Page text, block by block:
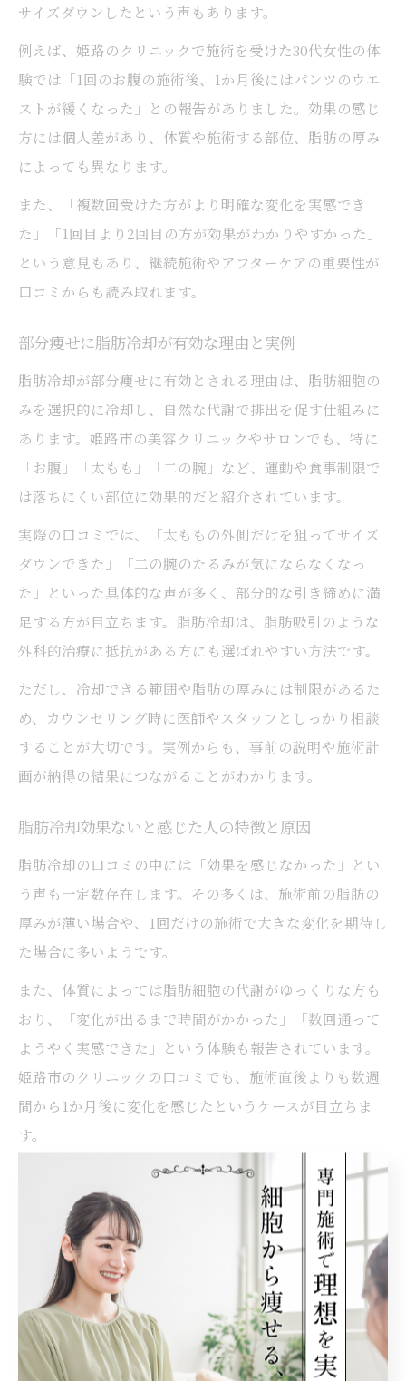
サイズダウンしたという声もあります。
例えば、姫路のクリニックで施術を受けた30代女性の体
験では「1回のお腹の施術後、1か月後にはパンツのウエ
ストが緩くなった」との報告がありました。効果の感じ
方には個人差があり、体質や施術する部位、脂肪の厚み
によっても異なります。
また、「複数回受けた方がより明確な変化を実感でき
た」「1回目より2回目の方が効果がわかりやすかった」
という意見もあり、継続施術やアフターケアの重要性が
口コミからも読み取れます。
部分痩せに脂肪冷却が有効な理由と実例
脂肪冷却が部分痩せに有効とされる理由は、脂肪細胞の
みを選択的に冷却し、自然な代謝で排出を促す仕組みに
あります。姫路市の美容クリニックやサロンでも、特に
「お腹」「太もも」「二の腕」など、運動や食事制限で
は落ちにくい部位に効果的だと紹介されています。
実際の口コミでは、「太ももの外側だけを狙ってサイズ
ダウンできた」「二の腕のたるみが気にならなくなっ
た」といった具体的な声が多く、部分的な引き締めに満
足する方が目立ちます。脂肪冷却は、脂肪吸引のような
外科的治療に抵抗がある方にも選ばれやすい方法です。
ただし、冷却できる範囲や脂肪の厚みには制限があるた
め、カウンセリング時に医師やスタッフとしっかり相談
することが大切です。実例からも、事前の説明や施術計
画が納得の結果につながることがわかります。
脂肪冷却効果ないと感じた人の特徴と原因
脂肪冷却の口コミの中には「効果を感じなかった」とい
う声も一定数存在します。その多くは、施術前の脂肪の
厚みが薄い場合や、1回だけの施術で大きな変化を期待し
た場合に多いようです。
また、体質によっては脂肪細胞の代謝がゆっくりな方も
おり、「変化が出るまで時間がかかった」「数回通って
ようやく実感できた」という体験も報告されています。
姫路市のクリニックの口コミでも、施術直後よりも数週
間から1か月後に変化を感じたというケースが目立ちま
す。
効果を実感しやすくするためには、カウンセリングで自
分の体質や生活習慣をしっかり伝え、複数回の施術やア
フターケアを検討することが重要です。過度な期待を避
け、現実的な目標設定を行いましょう。
脂肪冷却と他施術との効果の違いを比較
脂肪冷却と他の痩身施術（例えばハイフや脂肪吸引）を